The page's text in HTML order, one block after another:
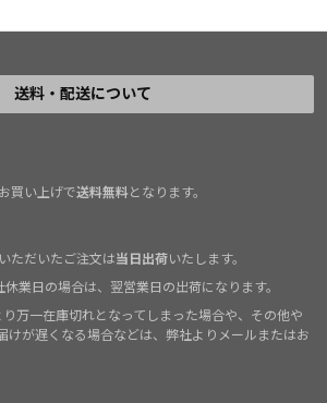
送料・配送について
買い上げで送料無料となります。
ただいたご注文は当日出荷いたします。
業日の場合は、翌営業日の出荷になります。
万一在庫切れとなってしまった場合や、その他や
けが遅くなる場合などは、弊社よりメールまたはお